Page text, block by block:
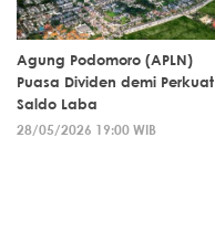
Agung Podomoro (APLN)
Puasa Dividen demi Perkuat
Saldo Laba
28/05/2026 19:00 WIB